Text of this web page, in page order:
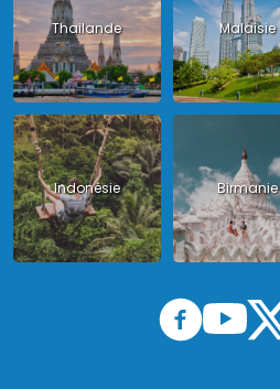
Thailande Malaisie
Indonésie Birmanie